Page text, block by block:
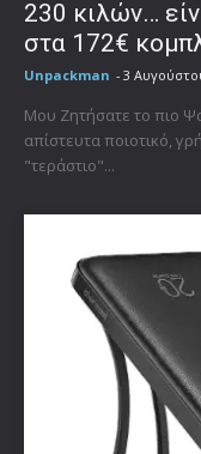
230 κιλών…
στα 172€
Unpackman - 3
Μου Ζητήσατε το πιο
απίστευτα ποιοτικό,
"τεράστιο"...